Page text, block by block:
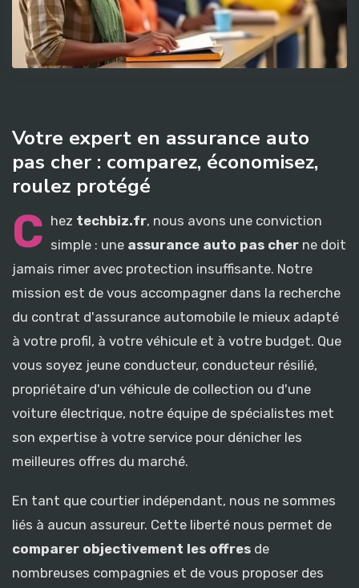
Votre expert en assurance auto
pas cher : comparez, économisez,
roulez protégé
C hez techbiz.fr, nous avons une conviction
simple : une assurance auto pas cher ne doit
jamais rimer avec protection insuffisante. Notre
mission est de vous accompagner dans la recherche
du contrat d'assurance automobile le mieux adapté
à votre profil, à votre véhicule et à votre budget. Que
vous soyez jeune conducteur, conducteur résilié,
propriétaire d'un véhicule de collection ou d'une
voiture électrique, notre équipe de spécialistes met
son expertise à votre service pour dénicher les
meilleures offres du marché.
En tant que courtier indépendant, nous ne sommes
liés à aucun assureur. Cette liberté nous permet de
comparer objectivement les offres de
nombreuses compagnies et de vous proposer des